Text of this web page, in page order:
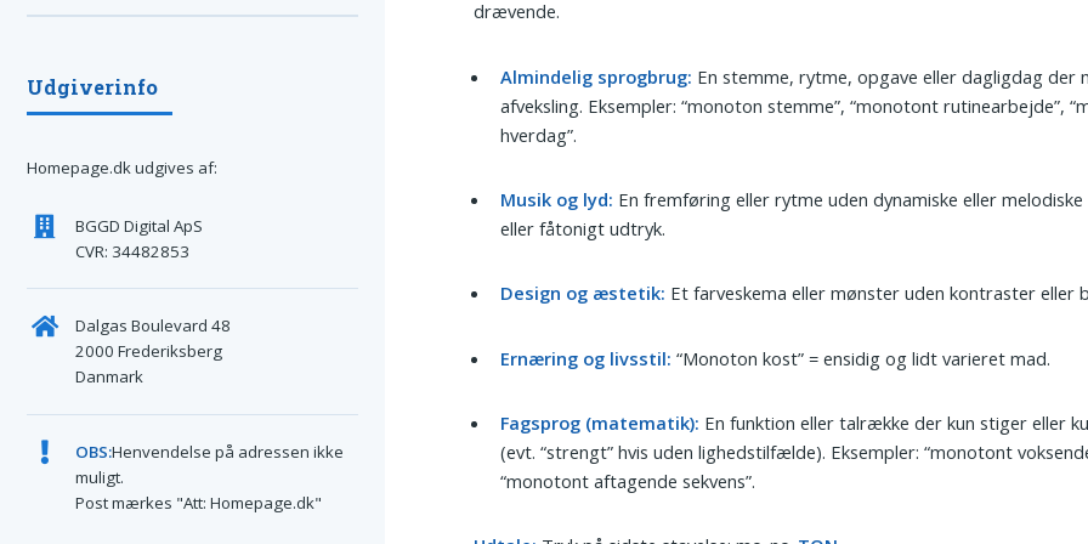
drævende.
Almindelig sprogbrug: En stemme, rytme, opgave eller dagligdag der
afveksling. Eksempler: “monoton stemme”, “monotont rutinearbejde”,
hverdag”.
Musik og lyd: En fremføring eller rytme uden dynamiske eller
eller fåtonigt udtryk.
Design og æstetik: Et farveskema eller mønster uden kontraster eller
Ernæring og livsstil: “Monoton kost” = ensidig og lidt varieret mad.
Fagsprog (matematik): En funktion eller talrække der kun stiger eller
(evt. “strengt” hvis uden lighedstilfælde). Eksempler: “monotont
“monotont aftagende sekvens”.
Udgiverinfo
Homepage.dk udgives af:
BGGD Digital ApS
CVR: 34482853
Dalgas Boulevard 48
2000 Frederiksberg
Danmark
OBS:Henvendelse på adressen ikke
muligt.
Post mærkes "Att: Homepage.dk"